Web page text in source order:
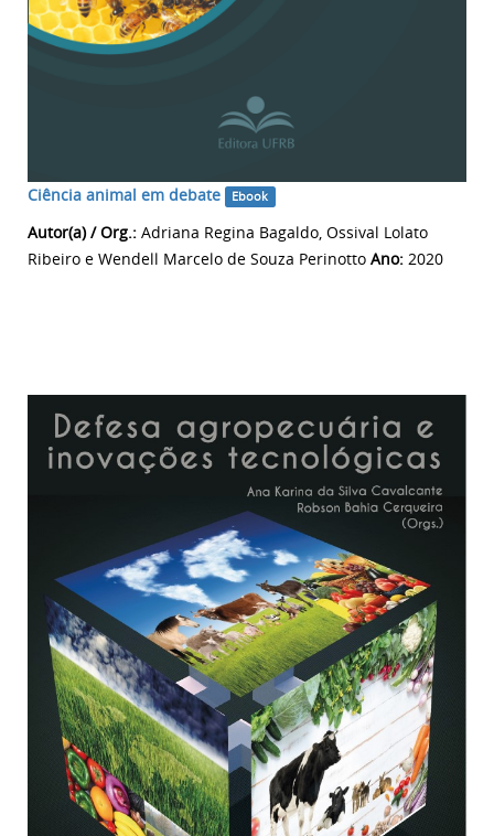
Ciência animal em debate Ebook
Autor(a) / Org.: Adriana Regina Bagaldo, Ossival Lolato
Ribeiro e Wendell Marcelo de Souza Perinotto Ano: 2020